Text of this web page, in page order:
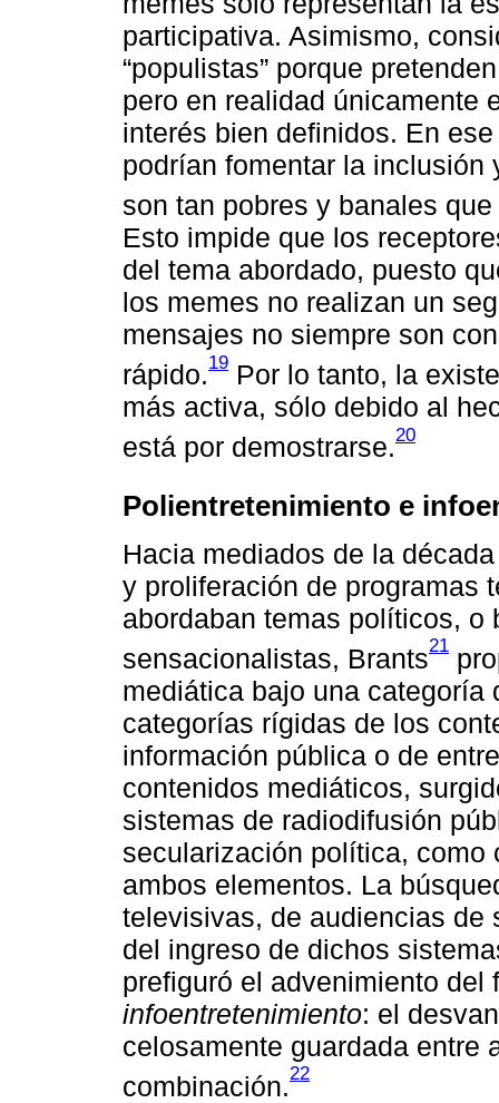
participativa. Asimismo,
“populistas” porque
pero en realidad únicamente
interés bien definidos. En
podrían fomentar la
son tan pobres y banales
Esto impide que los
del tema abordado, puesto
los memes no realizan un
mensajes no siempre son
rápido.19 Por lo tanto, la
más activa, sólo debido al
está por demostrarse.20
Polientretenimiento e
Hacia mediados de la
y proliferación de programas
abordaban temas políticos, o
sensacionalistas, Brants21
mediática bajo una categoría
categorías rígidas de los
información pública o de
contenidos mediáticos,
sistemas de radiodifusión
secularización política, como
ambos elementos. La
televisivas, de audiencias de
del ingreso de dichos
prefiguró el advenimiento del
infoentretenimiento: el
celosamente guardada entre
combinación.22